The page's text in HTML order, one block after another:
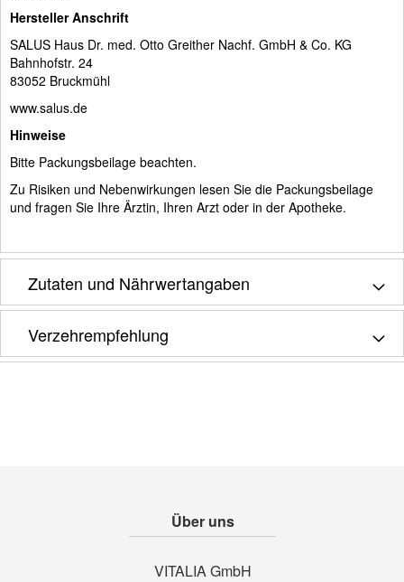
Hersteller Anschrift
SALUS Haus Dr. med. Otto Greither Nachf. GmbH & Co. KG
Bahnhofstr. 24
83052 Bruckmühl
www.salus.de
Hinweise
Bitte Packungsbeilage beachten.
Zu Risiken und Nebenwirkungen lesen Sie die Packungsbeilage
und fragen Sie Ihre Ärztin, Ihren Arzt oder in der Apotheke.
Zutaten und Nährwertangaben
Verzehrempfehlung
Über uns
VITALIA GmbH